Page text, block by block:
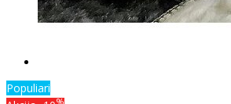
Populiari
%